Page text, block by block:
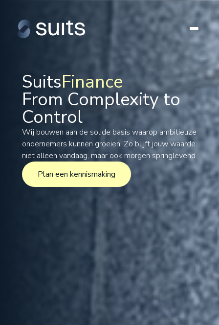
SuitsFinance
Tax
Legal
Formations
International
Projects
From Complexity to
Control
Wij bouwen aan de solide basis waarop ambitieuze
ondernemers kunnen groeien. Zo blijft jouw waarde
niet alleen vandaag, maar ook morgen springlevend.
Plan een kennismaking